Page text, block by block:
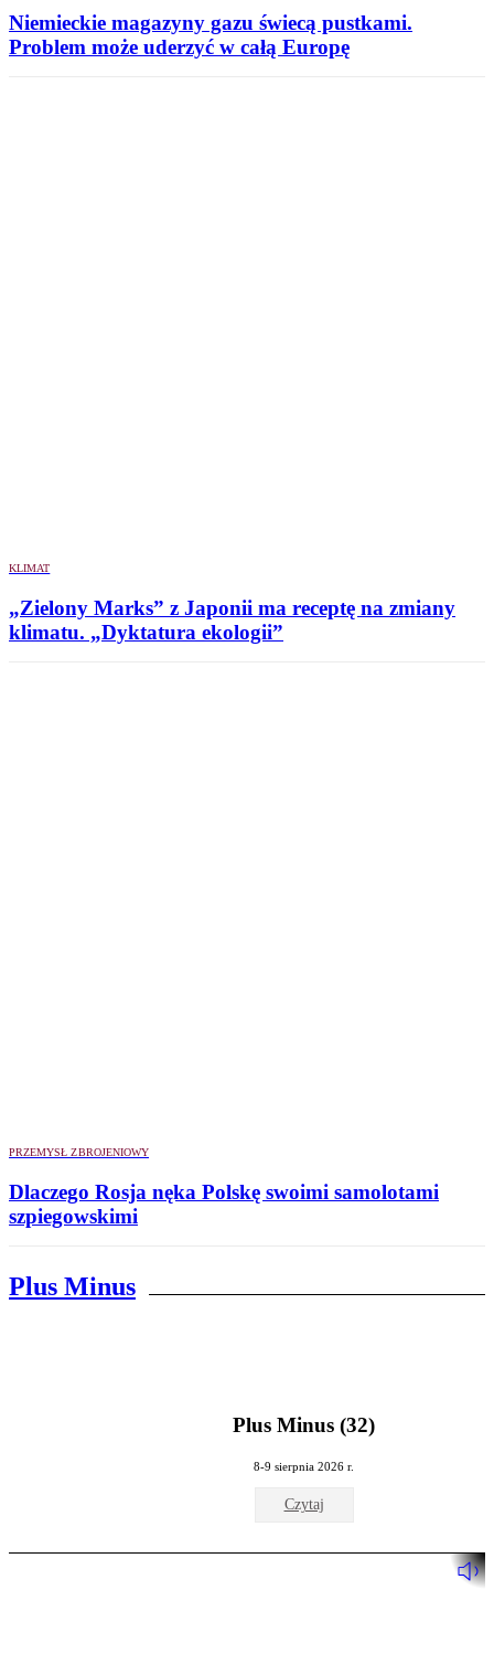
Niemieckie magazyny gazu świecą pustkami.
Problem może uderzyć w całą Europę
KLIMAT
„Zielony Marks” z Japonii ma receptę na zmiany
klimatu. „Dyktatura ekologii”
PRZEMYSŁ ZBROJENIOWY
Dlaczego Rosja nęka Polskę swoimi samolotami
szpiegowskimi
Plus Minus
Plus Minus (32)
8-9 sierpnia 2026 r.
Czytaj